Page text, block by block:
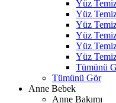
Yüz
Yüz
Yüz
Yüz
Yüz
Yüz
Tümünü
Tümünü Gör
Anne Bebek
Anne Bakımı